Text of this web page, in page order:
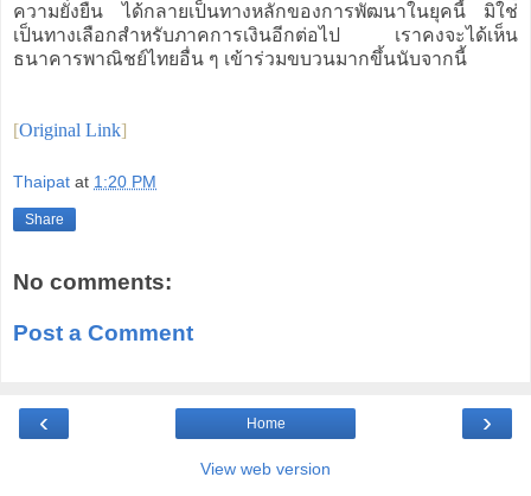
ความยั่งยืน ได้กลายเป็นทางหลักของการพัฒนาในยุคนี้ มิใช่
เป็นทางเลือกสำหรับภาคการเงินอีกต่อไป เราคงจะได้เห็น
ธนาคารพาณิชย์ไทยอื่น ๆ เข้าร่วมขบวนมากขึ้นนับจากนี้
[Original Link]
Thaipat at 1:20 PM
Share
No comments:
Post a Comment
‹ ›
Home
View web version